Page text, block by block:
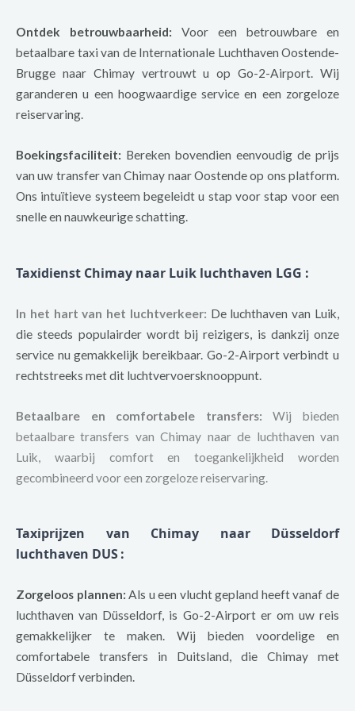
Ontdek betrouwbaarheid: Voor een betrouwbare en
betaalbare taxi van de Internationale Luchthaven Oostende-
Brugge naar Chimay vertrouwt u op Go-2-Airport. Wij
garanderen u een hoogwaardige service en een zorgeloze
reiservaring.
Boekingsfaciliteit: Bereken bovendien eenvoudig de prijs
van uw transfer van Chimay naar Oostende op ons platform.
Ons intuïtieve systeem begeleidt u stap voor stap voor een
snelle en nauwkeurige schatting.
Taxidienst Chimay naar Luik luchthaven LGG :
In het hart van het luchtverkeer: De luchthaven van Luik,
die steeds populairder wordt bij reizigers, is dankzij onze
service nu gemakkelijk bereikbaar. Go-2-Airport verbindt u
rechtstreeks met dit luchtvervoersknooppunt.
Betaalbare en comfortabele transfers: Wij bieden
betaalbare transfers van Chimay naar de luchthaven van
Luik, waarbij comfort en toegankelijkheid worden
gecombineerd voor een zorgeloze reiservaring.
Taxiprijzen van Chimay naar Düsseldorf
luchthaven DUS:
Zorgeloos plannen: Als u een vlucht gepland heeft vanaf de
luchthaven van Düsseldorf, is Go-2-Airport er om uw reis
gemakkelijker te maken. Wij bieden voordelige en
comfortabele transfers in Duitsland, die Chimay met
Düsseldorf verbinden.